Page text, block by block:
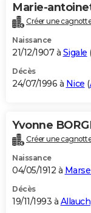
Marie-
Créer une
Naissance
21/12/1907 à Sigale
Décès
24/07/1996 à Nice (
Yvonne
Créer une
Naissance
04/05/1912 à
Décès
19/11/1993 à Allauch